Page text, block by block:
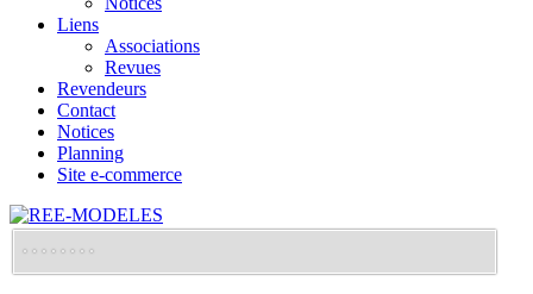
Liens
Associations
Revues
Revendeurs
Contact
Notices
Planning
Site e-commerce